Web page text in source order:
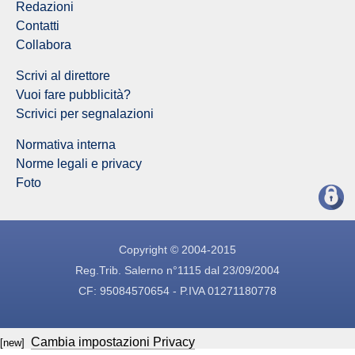
Redazioni
Contatti
Collabora
Scrivi al direttore
Vuoi fare pubblicità?
Scrivici per segnalazioni
Normativa interna
Norme legali e privacy
Foto
Copyright © 2004-2015
Reg.Trib. Salerno n°1115 dal 23/09/2004
CF: 95084570654 - P.IVA 01271180778
[new] Cambia impostazioni Privacy